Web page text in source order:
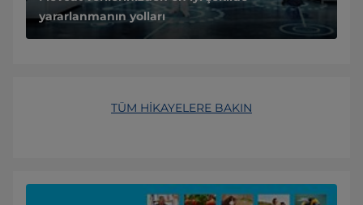
yararlanmanın yolları
TÜM HİKAYELERE BAKIN